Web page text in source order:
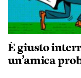
È giusto
un’amica